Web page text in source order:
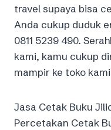
travel supaya bisa
Anda cukup duduk
0811 5239 490.
kami, kamu cukup
mampir ke toko
Jasa Cetak Buku
Percetakan Cetak